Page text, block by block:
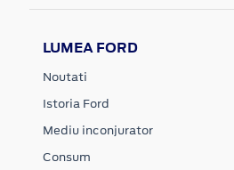
LUMEA FORD
Noutati
Istoria Ford
Mediu inconjurator
Consum